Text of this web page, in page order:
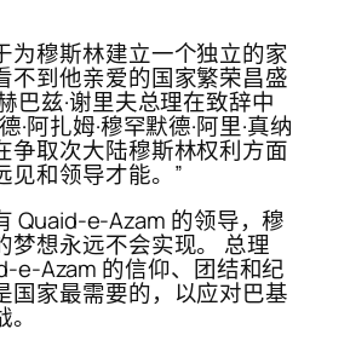
为穆斯林建立一个独立的家
不到他亲爱的国家繁荣昌盛
巴兹·谢里夫总理在致辞中
·阿扎姆·穆罕默德·阿里·真纳
争取次大陆穆斯林权利方面
见和领导才能。”
Quaid-e-Azam 的领导，穆
梦想永远不会实现。 总理
e-Azam 的信仰、团结和纪
国家最需要的，以应对巴基